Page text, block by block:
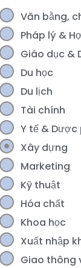
Văn bằng,
Pháp lý &
Giáo dục &
Du học
Du lịch
Tài chính
Y tế & Dược
Xây dựng
Marketing
Kỹ thuật
Hóa chất
Khoa học
Xuất nhập
Giao thông